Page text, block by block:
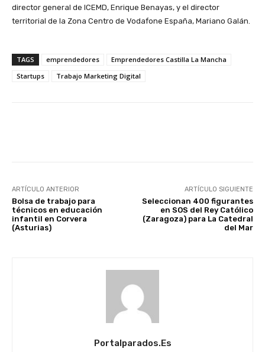
director general de ICEMD, Enrique Benayas, y el director
territorial de la Zona Centro de Vodafone España, Mariano Galán.
TAGS emprendedores
Emprendedores Castilla La Mancha
Startups
Trabajo Marketing Digital
ARTÍCULO ANTERIOR
Bolsa de trabajo para
técnicos en educación
infantil en Corvera
(Asturias)
ARTÍCULO SIGUIENTE
Seleccionan 400 figurantes
en SOS del Rey Católico
(Zaragoza) para La Catedral
del Mar
Portalparados.es